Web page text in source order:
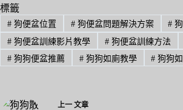
ok do
n
標籤
#狗便盆位置 #狗便盆問題解決方案 #
#狗便盆訓練影片教學 #狗便盆訓練方法
#狗狗便盆推薦 #狗狗如廁教學 # 狗狗
上一 文章